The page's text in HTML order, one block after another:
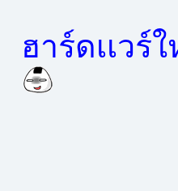
ฮาร์ดเเวร์